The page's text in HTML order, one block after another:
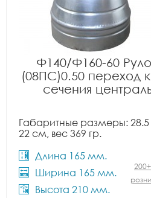
Ф140/Ф160-60
(08ПС)0.50 переход
сечения
Габаритные размеры: 28.5
22 см, вес 369 гр.
Длина 165 мм.
Ширина 165 мм.
Высота 210 мм.